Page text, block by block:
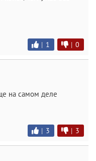
| 1 | 0
на самом деле
| 3 | 3